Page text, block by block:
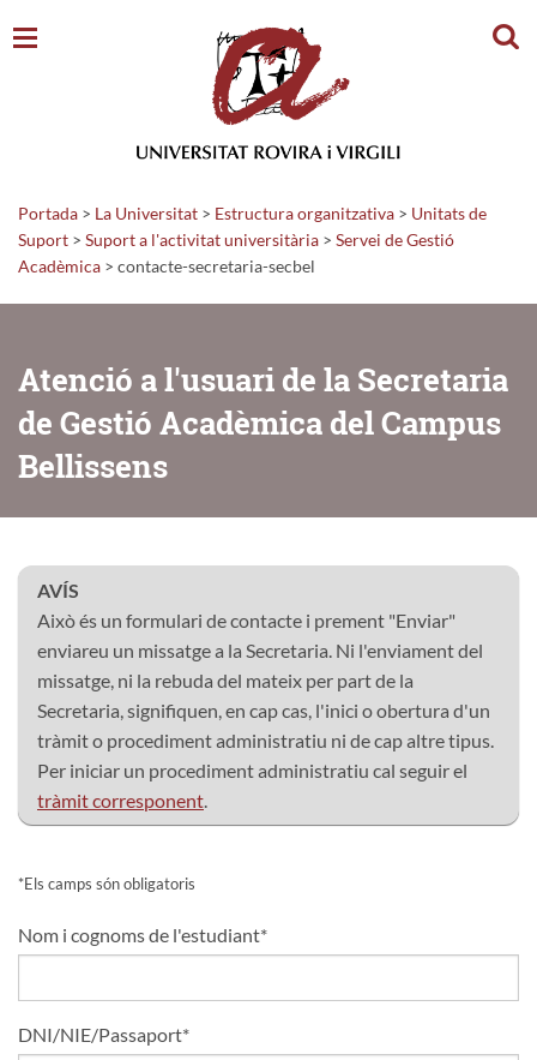
Portada > La Universitat > Estructura organitzativa > Unitats de
Suport > Suport a l'activitat universitària > Servei de Gestió
Acadèmica > contacte-secretaria-secbel
Atenció a l'usuari de la Secretaria
de Gestió Acadèmica del Campus
Bellissens
AVÍS
Això és un formulari de contacte i prement "Enviar"
enviareu un missatge a la Secretaria. Ni l'enviament del
missatge, ni la rebuda del mateix per part de la
Secretaria, signifiquen, en cap cas, l'inici o obertura d'un
tràmit o procediment administratiu ni de cap altre tipus.
Per iniciar un procediment administratiu cal seguir el
tràmit corresponent
*Els camps són obligatoris
Nom i cognoms de l'estudiant*
DNI/NIE/Passaport*